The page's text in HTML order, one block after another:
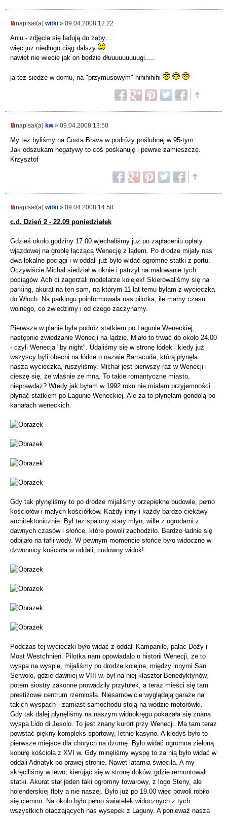
napisał(a) witki » 09.04.2008 12:22
Aniu - zdjęcia się ładują do żaby....
więc już niedługo ciąg dalszy
nawiet nie wiecie jak on będzie dłuuuuuuuuugi.....
ja tez siedze w domu, na "przymusowym" hihihihihi
napisał(a) kw» 09.04.2008 13:50
My też byliśmy na Costa Brava w podróży poślubnej w 95-tym.
Jak odszukam negatywy to coś poskanuję i pewnie zamieszczę.
Krzysztof
napisał(a) witki » 09.04.2008 14:58
c.d. Dzień 2 - 22.09 poniedziałek
Gdzieś około godziny 17.00 wjechaliśmy już po zapłaceniu opłaty
wjazdowej na groblę łączącą Wenecję z lądem. Po drodze mijały nas
dwa lokalne pociągi i w oddali już było widać ogromne statki z portu.
Oczywiście Michał siedział w oknie i patrzył na malowanie tych
pociągów. Ach ci zagorzali modelarze kolejek! Skierowaliśmy się na
parking, akurat na ten sam, na którym 11 lat temu byłam z wycieczką
do Włoch. Na parkingu poinformowała nas pilotka, ile mamy czasu
wolnego, co zwiedzimy i od czego zaczynamy.
Pierwsza w planie była podróż statkiem po Lagunie Weneckiej,
następnie zwiedzanie Wenecji na lądzie. Miało to trwać do około 24.00
- czyli Wenecja "by night". Udaliśmy się w stronę łódek i kiedy już
wszyscy byli obecni na łódce o nazwie Barracuda, którą płynęła
nasza wycieczka, ruszyliśmy. Michał jest pierwszy raz w Wenecji i
cieszę się, że właśnie ze mną. To takie romantyczne miasto,
nieprawdaż? Wtedy jak byłam w 1992 roku nie miałam przyjemności
płynąć statkiem po Lagunie Weneckiej. Ale za to płynęłam gondolą po
kanałach weneckich.
Gdy tak płynęliśmy to po drodze mijaliśmy przepiękne budowle, pełno
kościołów i małych kościółków. Każdy inny i każdy bardzo ciekawy
architektonicznie. Był tez spalony stary młyn, wille z ogrodami z
dawnych czasów i słońce, które powoli zachodziło. Bardzo ładnie się
odbijało na tafli wody. W pewnym momencie słońce było widoczne w
dzwonnicy kościoła w oddali, cudowny widok!
Podczas tej wycieczki było widać z oddali Kampanile, pałac Doży i
Most Westchnień. Pilotka nam opowiadało o historii Wenecji, że to
wyspa na wyspie, mijaliśmy po drodze kolejne, między innymi San
Serwolo, gdzie dawniej w VIII w. był na niej klasztor Benedyktynów,
potem siostry zakonne prowadziły przytułek, a teraz mieści się tam
prestiżowe centrum rzemiosła. Niesamowicie wyglądają garaże na
takich wyspach - zamiast samochodu stoją na wodzie motorówki.
Gdy tak dalej płynęliśmy na naszym widnokręgu pokazała się znana
wyspa Lido di Jesolo. To jest znany kurort przy Wenecji. Ma tam teraz
powstać piękny kompleks sportowy, letnie kasyno. A kiedyś było to
pierwsze miejsce dla chorych na dżumę. Było widać ogromna zieloną
kopułę kościoła z XVI w. Gdy minęliśmy wyspę to za nią było widać w
oddali Adriatyk po prawej stronie. Nawet latarnia świeciła. A my
skręciliśmy w lewo, kierując się w stronę doków, gdzie remontowali
statki. Akurat stał jeden taki ogromny towarowy, z logo Steny, ale
holenderskiej floty a nie naszej. Było już po 19.00 więc powoli robiło
się ciemno. Na około było pełno światełek widocznych z tych
wszystkich otaczających nas wysepek z Laguny. A ponieważ nasza